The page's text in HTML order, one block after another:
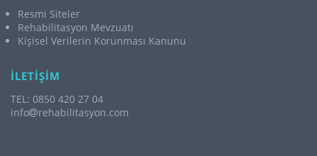
Resmi Siteler
Rehabilitasyon Mevzuatı
Kişisel Verilerin Korunması Kanunu
İLETİŞİM
TEL: 0850 420 27 04
info
rehabilitasyon.com